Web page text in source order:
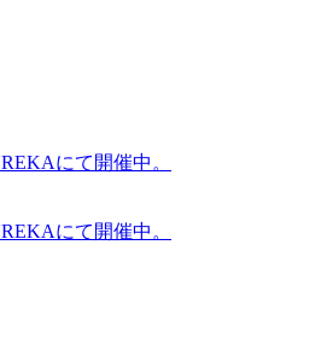
にて開催中。
にて開催中。